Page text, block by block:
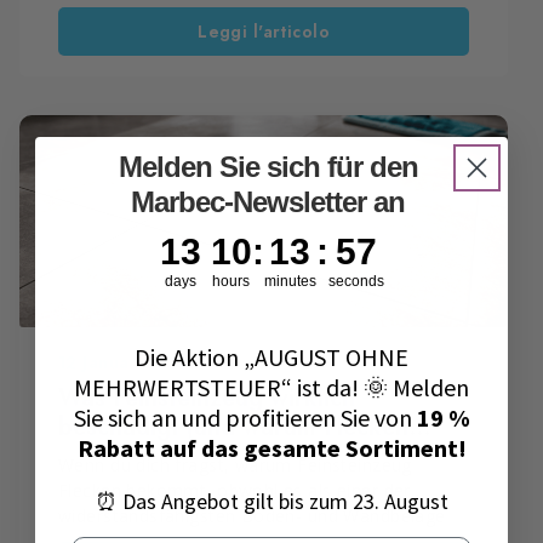
professionelle Reinigungsmittel wie gepufferte
Säure. Wer nach dem besten Reiniger für
Feinsteinzeug sucht, tut dies oft deshalb, weil
Feinsteinzeug-Reinigung, die die Oberfläche
wieder wirklich pflegeleicht macht.
Leggi l'articolo
12 Januar 2023
Was Feinsteinzeug wirklich
beschädigt (und warum Flecken
entstehen)
Wenn du dich fragst, warum Feinsteinzeug
Flecken bekommt, obwohl es als einer der
widerstandsfähigsten Boden- und Wandbeläge
Melden Sie sich für den
Marbec-Newsletter an
Countdown ends in:
13
13
days
10
10
hours
:: 13
13
minutes
: 57
57
seconds
Die Aktion „AUGUST OHNE
MEHRWERTSTEUER“ ist da! 🌞 Melden
Sie sich an und profitieren Sie von 19 %
Rabatt auf das gesamte Sortiment!
⏰ Das Angebot gilt bis zum 23. August